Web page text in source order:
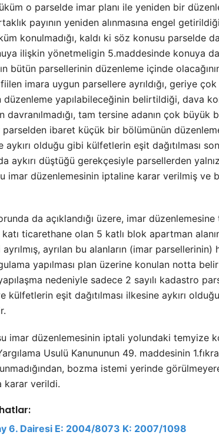
o parselde imar planı ile yeniden bir
payının yeniden alınmasına engel
konulmadığı, kaldı ki söz konusu parselde
ilişkin yönetmeligin 5.maddesinde konuya
bütün parsellerinin düzenleme içinde
imara uygun parsellere ayrıldığı, geriye
düzenleme yapılabileceğinin belirtildiği, dava
davranılmadığı, tam tersine adanın çok büyük
ibaret küçük bir bölümünün düzenleme
aykırı olduğu gibi külfetlerin eşit dağıtılması
aykırı düştüğü gerekçesiyle parsellerden
imar düzenlemesinin iptaline karar verilmiş ve
da açıklandığı üzere, imar
katı ticarethane olan 5 katlı blok apartman
ayrılan bu alanların (imar
yapılması plan üzerine konulan notta
nedeniyle sadece 2 sayılı kadastro
külfetlerin eşit dağıtılması ilkesine aykırı
imar düzenlemesinin iptali yolundaki temyize
Usulü Kanununun 49. maddesinin
bozma istemi yerinde
karar verildi.
6. Dairesi E: 2004/8073 K: 2007/1098